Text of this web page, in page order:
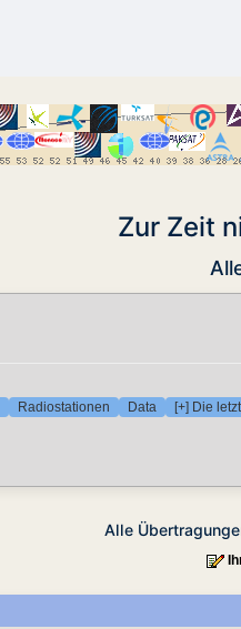
Zur Zeit
Radiostationen Data [+] Die
Alle